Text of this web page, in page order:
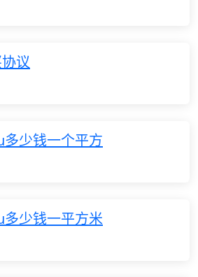
议
少钱一个平方
少钱一平方米